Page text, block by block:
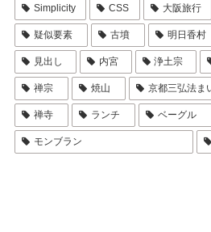
Simplicity CSS 大阪旅行
疑似要素 古墳 明日香村
見出し 内宮 浄土宗
禅宗 焼山 京都三弘法ま
禅寺 ランチ ベーグル
モンブラン